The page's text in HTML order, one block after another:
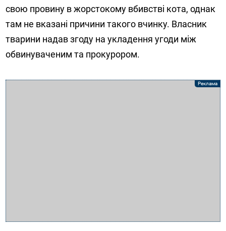
свою провину в жорстокому вбивстві кота, однак
там не вказані причини такого вчинку. Власник
тварини надав згоду на укладення угоди між
обвинуваченим та прокурором.